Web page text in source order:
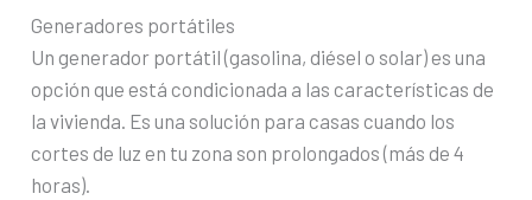
Generadores portátiles
Un generador portátil (gasolina, diésel o solar) es una
opción que está condicionada a las características de
la vivienda. Es una solución para casas cuando los
cortes de luz en tu zona son prolongados (más de 4
horas).